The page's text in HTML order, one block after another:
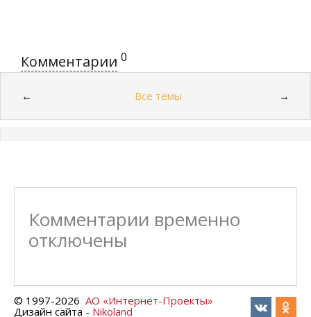
Комментарии 0
← Все темы →
Комментарии временно
отключены
© 1997-2026 АО «Интернет-Проекты»
Дизайн сайта - Nikoland